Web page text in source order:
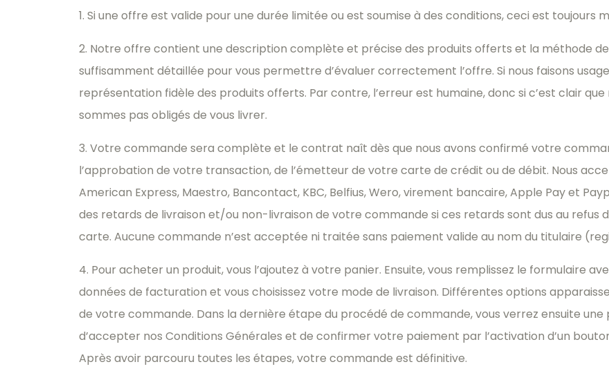
1. Si une offre est valide pour une durée limitée ou est soumise à des conditions, ceci est toujours
2. Notre offre contient une description complète et précise des produits offerts et la méthode
suffisamment détaillée pour vous permettre d’évaluer correctement l’offre. Si nous faisons
représentation fidèle des produits offerts. Par contre, l’erreur est humaine, donc si c’est clair
sommes pas obligés de vous livrer.
3. Votre commande sera complète et le contrat naît dès que nous avons confirmé votre
l’approbation de votre transaction, de l’émetteur de votre carte de crédit ou de débit. Nous
American Express, Maestro, Bancontact, KBC, Belfius, Wero, virement bancaire, Apple Pay et
des retards de livraison et/ou non-livraison de votre commande si ces retards sont dus au
carte. Aucune commande n’est acceptée ni traitée sans paiement valide au nom du titulaire
4. Pour acheter un produit, vous l’ajoutez à votre panier. Ensuite, vous remplissez le formulaire
données de facturation et vous choisissez votre mode de livraison. Différentes options
de votre commande. Dans la dernière étape du procédé de commande, vous verrez ensuite une
d’accepter nos Conditions Générales et de confirmer votre paiement par l’activation d’un
Après avoir parcouru toutes les étapes, votre commande est définitive.